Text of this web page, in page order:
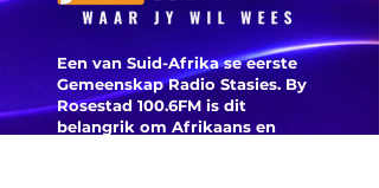
Een van Suid-Afrika se eerste
Gemeenskap Radio Stasies. By
Rosestad 100.6FM is dit
belangrik om Afrikaans en